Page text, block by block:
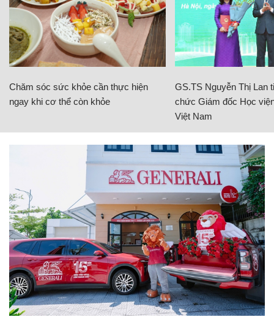
Chăm sóc sức khỏe cần thực hiện
ngay khi cơ thể còn khỏe
GS.TS Nguyễn Thị Lan
chức Giám đốc Học
Việt Nam